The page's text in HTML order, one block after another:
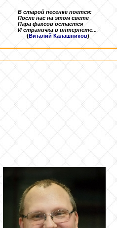
В старой песенке поется:
После нас на этом свете
Пара факсов остается
И страничка в интернете...
(Виталий Калашников)